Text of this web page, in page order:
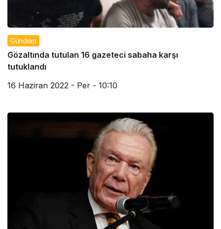
Gündem
Gözaltında tutulan 16 gazeteci sabaha karşı
tutuklandı
16 Haziran 2022 - Per - 10:10